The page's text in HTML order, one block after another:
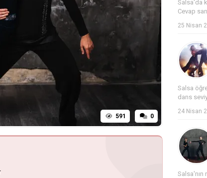
591 0
Salsa'da
Cevap
25 Nisan
Salsa
dans
24 Nisan
Salsa'nın